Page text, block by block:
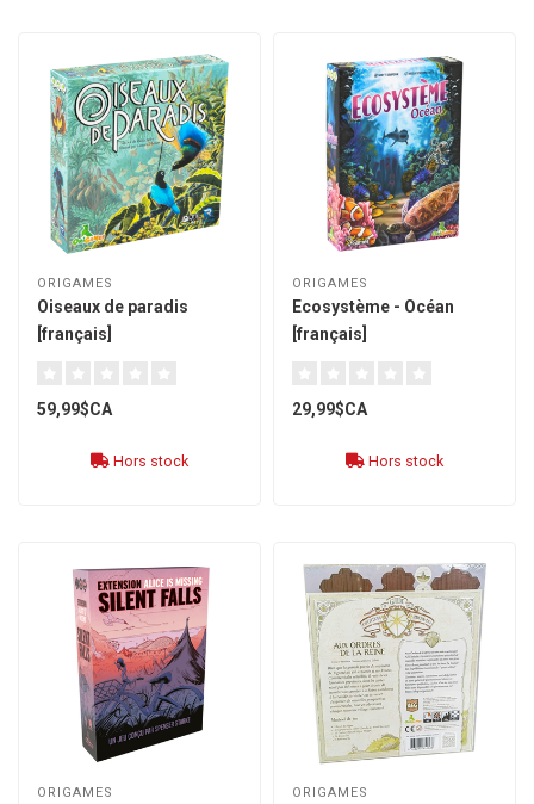
ORIGAMES
Oiseaux de paradis
[français]
59,99$CA
Hors stock
ORIGAMES
Ecosystème - Océan
[français]
29,99$CA
Hors stock
ORIGAMES ORIGAMES